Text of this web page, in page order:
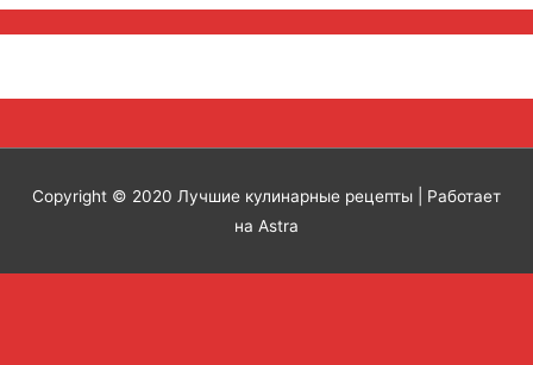
Copyright © 2020 Лучшие кулинарные рецепты | Работает
на Astra